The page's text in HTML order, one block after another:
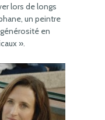
lors de longs
un peintre
en
».